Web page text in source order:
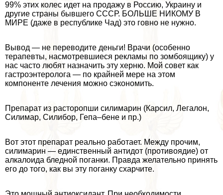
99% этих колес идет на продажу в Россию, Украину и
другие страны бывшего СССР. БОЛЬШЕ НИКОМУ В
МИРЕ (даже в республике Чад) это гoвно не нужно.
Вывод — не переводите деньги! Врачи (особенно
терапевты, насмотревшиеся рекламы по зомбоящику) у
нас часто любят назначить эту херню. Мой совет как
гастроэнтеролога — по крайней мере на этом
компоненте лечения можно сэкономить.
Препарат из расторопши силимарин (Карсил, Легалон,
Силимар, Силибор, Гепа–бене и пр.)
Вот этот препарат реально работает. Между прочим,
силимарин — единственный антидот (противоядие) от
алкалоида бледной поганки. Правда желательно принять
его до того, как вы эту поганку схарчите.